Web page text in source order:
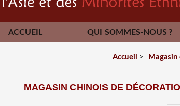
ACCUEIL QUI SOMMES-NOUS ?
Accueil >
MAGASIN CHINOIS DE